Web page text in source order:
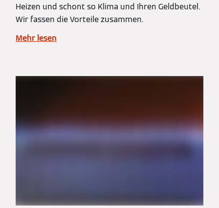
Heizen und schont so Klima und Ihren Geldbeutel.
Wir fassen die Vorteile zusammen.
Mehr lesen